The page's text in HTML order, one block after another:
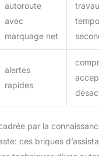
autoroute
avec
marquage net
alertes
rapides
par la
ces briques